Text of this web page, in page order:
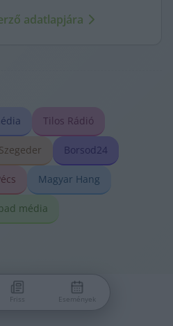
követi.
adatlapjára
Tilos Rádió
Szegeder Borsod24
Magyar Hang
média
Friss Események